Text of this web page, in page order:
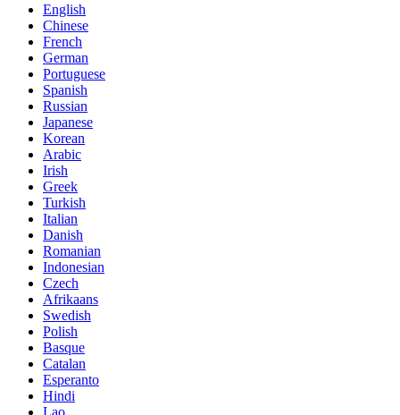
English
Chinese
French
German
Portuguese
Spanish
Russian
Japanese
Korean
Arabic
Irish
Greek
Turkish
Italian
Danish
Romanian
Indonesian
Czech
Afrikaans
Swedish
Polish
Basque
Catalan
Esperanto
Hindi
Lao